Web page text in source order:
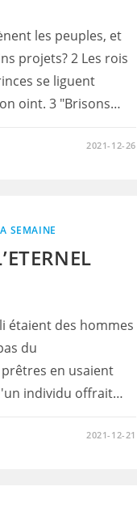
les peuples, et
projets? 2 Les rois
se liguent
oint. 3 "Brisons…
2021-12-26
SEMAINE
étaient des hommes
du
en usaient
individu offrait…
2021-12-21